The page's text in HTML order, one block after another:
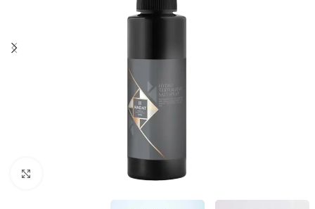
Spustelėkite, kad padidintumėte